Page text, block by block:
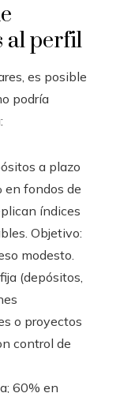
al perfil
es posible
podría
a plazo
en fondos de
índices
Objetivo:
modesto.
(depósitos,
o proyectos
control de
60% en